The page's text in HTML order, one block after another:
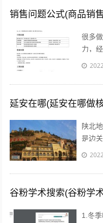
销售问题公式(商品销
很多
力，
能力
延安在哪(延安在哪做
陕北
是边
与游
谷粉学术搜索(谷粉学
1.冬